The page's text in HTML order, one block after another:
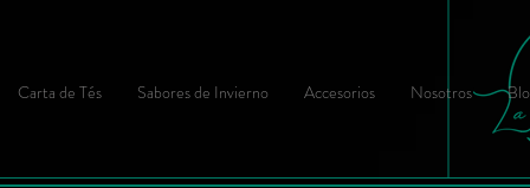
Carta de Tés Sabores de Invierno Accesorios Nosotros